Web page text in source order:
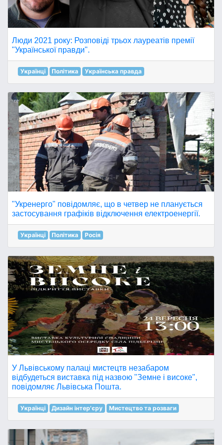
Люди 2021 року: Розповіді трьох лауреатів премії
"Української правди".
Українці Політика Українська правда
"Укренерго" повідомляє, що в четвер не планується
застосування графіків відключення електроенергії.
Українці Політика Росія
У Львівському палаці мистецтв незабаром
відбудеться виставка під назвою "Земне і високе",
повідомляє Львівська Пошта.
Українці Дизайн інтер'єру Мистецтво та розваги